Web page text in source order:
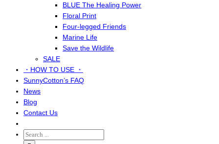
BLUE The Healing Power
Floral Print
Four-legged Friends
Marine Life
Save the Wildlife
SALE
・HOW TO USE ・
SunnyCotton’s FAQ
News
Blog
Contact Us